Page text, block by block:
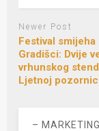
Newer Post
Festival smijeha
Gradišci: Dvije
vrhunskog
Ljetnoj
–